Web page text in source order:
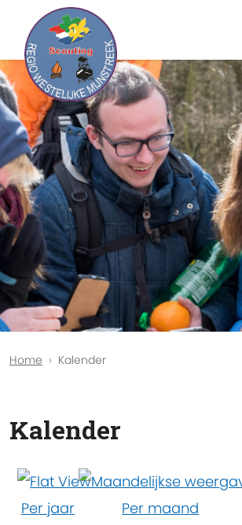
Home Kalender
Kalender
Per jaar Per maand